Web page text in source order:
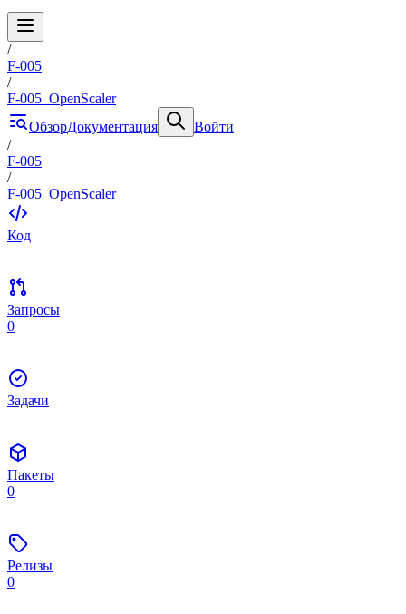
/
F-005
/
F-005_OpenScaler
ОбзорДокументация
Войти
/
F-005
/
F-005_OpenScaler
Код
Запросы
0
Задачи
Пакеты
0
Релизы
0